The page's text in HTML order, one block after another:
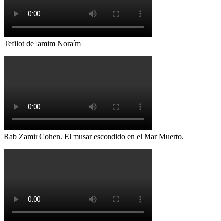
Tefilot de Iamim Noraím
Rab Zamir Cohen. El musar escondido en el Mar Muerto.